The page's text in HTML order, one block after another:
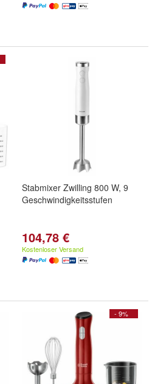
Stabmixer Zwilling 800 W, 9
Geschwindigkeitsstufen
104,78 €
Kostenloser Versand
- 9%